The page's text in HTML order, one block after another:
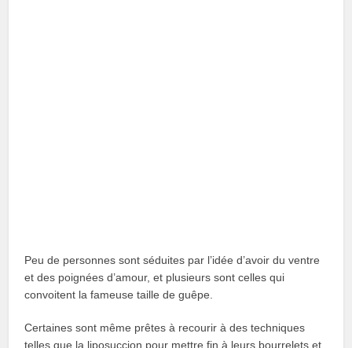
Peu de personnes sont séduites par l’idée d’avoir du ventre
et des poignées d’amour, et plusieurs sont celles qui
convoitent la fameuse taille de guêpe.
Certaines sont même prêtes à recourir à des techniques
telles que la liposuccion pour mettre fin à leurs bourrelets et